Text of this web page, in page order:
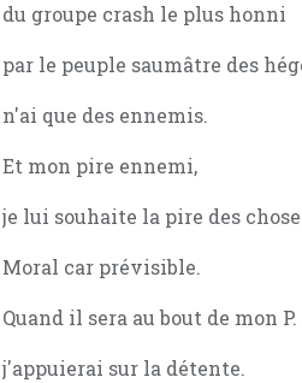
du groupe crash le plus honni
par le peuple saumâtre des
n'ai que des ennemis.
Et mon pire ennemi,
je lui souhaite la pire des
Moral car prévisible.
Quand il sera au bout de mon P.
j'appuierai sur la détente.